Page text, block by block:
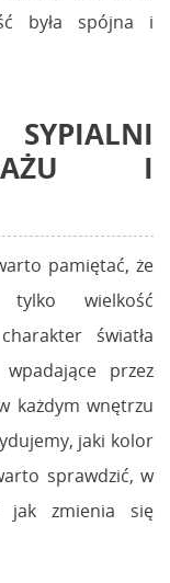
była spójna i
I
pamiętać, że
wielkość
światła
przez
każdym wnętrzu
jaki kolor
sprawdzić, w
jak zmienia się